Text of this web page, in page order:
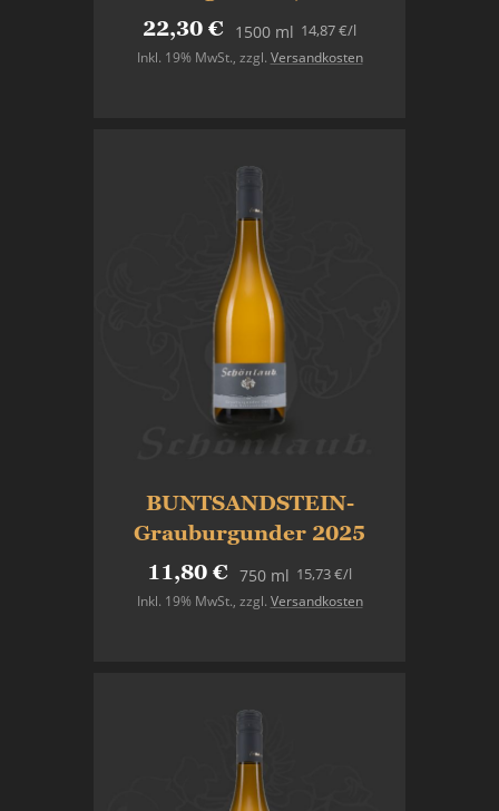
22,30 € 1500 ml
Inkl. 19% MwSt., zzgl. Versandkosten
14,87 €/l
BUNTSANDSTEIN-
Grauburgunder 2025
11,80 € 750 ml
Inkl. 19% MwSt., zzgl. Versandkosten
15,73 €/l